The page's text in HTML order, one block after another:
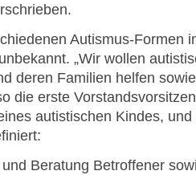
Autismus-Formen
„Wir wollen
deren Familien helfen
die erste
autistischen Kindes,
Beratung Betroffener